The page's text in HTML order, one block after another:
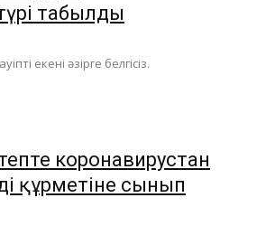
табылды
екені әзірге белгісіз.
коронавирустан
құрметіне сынып